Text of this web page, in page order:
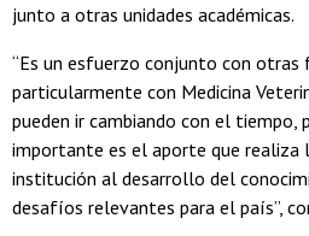
junto a otras unidades académicas.
“Es un esfuerzo conjunto con otras
particularmente con Medicina
pueden ir cambiando con el
importante es el aporte que realiza
institución al desarrollo del
desafíos relevantes para el país”,